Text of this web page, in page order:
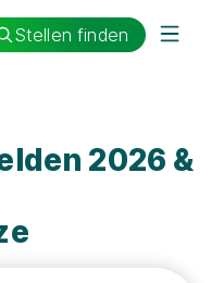
Stellen finden
2026 &